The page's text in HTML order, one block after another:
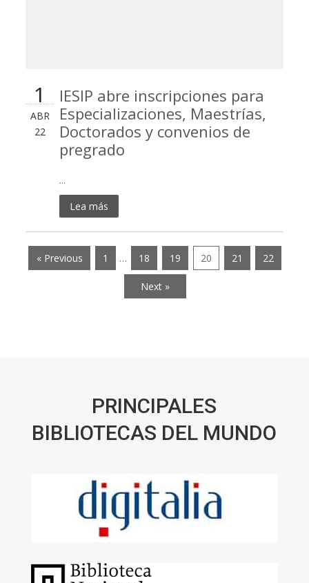
1
ABR
22
IESIP abre inscripciones para
Especializaciones, Maestrías,
Doctorados y convenios de
pregrado
...
Lea más
« Previous 1 … 18 19 20 21 22
Next »
PRINCIPALES
BIBLIOTECAS DEL MUNDO